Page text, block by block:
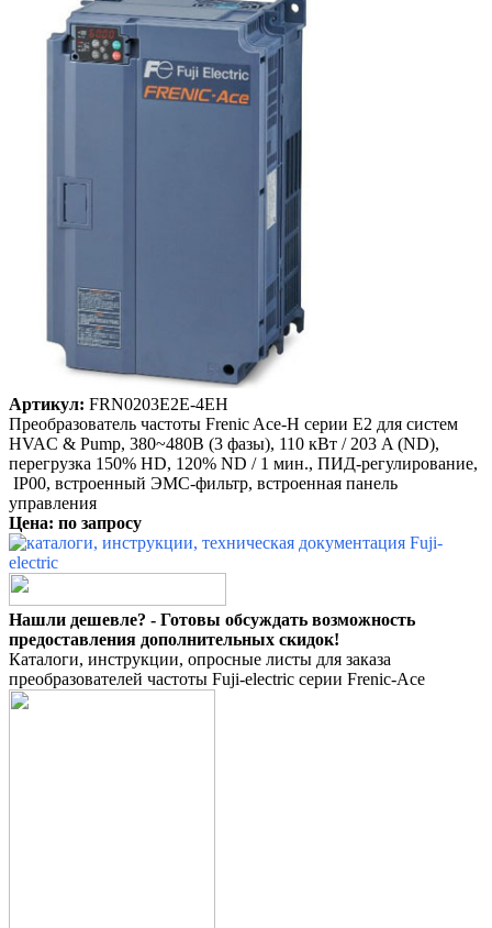
Артикул: FRN0203E2E-4EH
Преобразователь частоты Frenic Ace-H серии E2 для систем
HVAC & Pump, 380~480B (3 фазы), 110 кВт / 203 A (ND),
перегрузка 150% HD, 120% ND / 1 мин., ПИД-регулирование,
IP00, встроенный ЭМС-фильтр, встроенная панель
управления
Цена: по запросу
Нашли дешевле? - Готовы обсуждать возможность
предоставления дополнительных скидок!
Каталоги, инструкции, опросные листы для заказа
преобразователей частоты Fuji-electric серии Frenic-Ace